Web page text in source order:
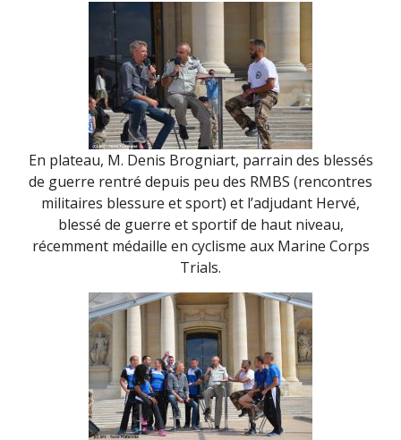
En plateau, M. Denis Brogniart, parrain des blessés
de guerre rentré depuis peu des RMBS (rencontres
militaires blessure et sport) et l’adjudant Hervé,
blessé de guerre et sportif de haut niveau,
récemment médaille en cyclisme aux Marine Corps
Trials.